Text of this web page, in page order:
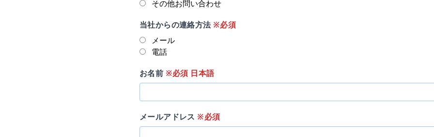
その他お問い合わせ
当社からの連絡方法※必須
メール
電話
お名前 ※必須 日本語
メールアドレス ※必須